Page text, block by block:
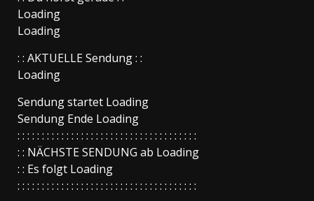
Loading
Loading
: : AKTUELLE Sendung : :
Loading
Sendung startet Loading
Sendung Ende Loading
: : : : : : : : : : : : : : : : : : : : : : : : : : : : : : : : : : : : :
: : NÄCHSTE SENDUNG ab Loading
: : Es folgt Loading
: : : : : : : : : : : : : : : : : : : : : : : : : : : : : : : : : : : : :